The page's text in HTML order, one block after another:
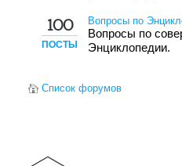
100
ПОСТЫ
Вопросы по
Вопросы по
Энциклопедии.
Список форумов